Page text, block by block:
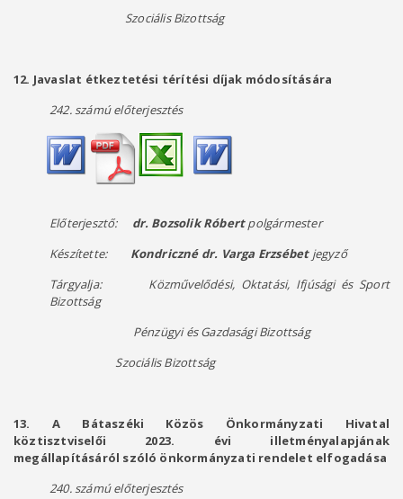
Szociális Bizottság
12. Javaslat étkeztetési térítési díjak módosítására
242. számú előterjesztés
Előterjesztő: dr. Bozsolik Róbertpolgármester
Készítette: Kondriczné dr. Varga Erzsébet jegyző
Tárgyalja: Közművelődési, Oktatási, Ifjúsági és Sport
Bizottság
Pénzügyi és Gazdasági Bizottság
Szociális Bizottság
13. A Bátaszéki Közös Önkormányzati Hivatal
köztisztviselői 2023. évi illetményalapjának
megállapításáról szóló önkormányzati rendelet elfogadása
240. számú előterjesztés